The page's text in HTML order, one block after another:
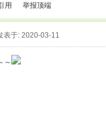
用 举报顶端
表于: 2020-03-11
～